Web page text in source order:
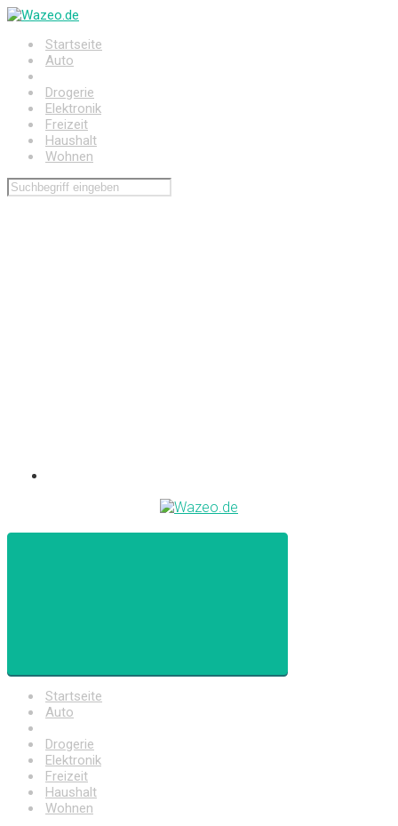
Zum
springenStartseite
Auto
Drogerie
Elektronik
Freizeit
Haushalt
Wohnen
Startseite
Auto
Drogerie
Elektronik
Freizeit
Haushalt
Wohnen